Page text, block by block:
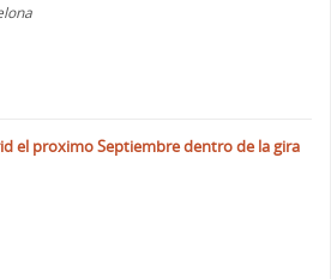
el proximo Septiembre dentro de la gira